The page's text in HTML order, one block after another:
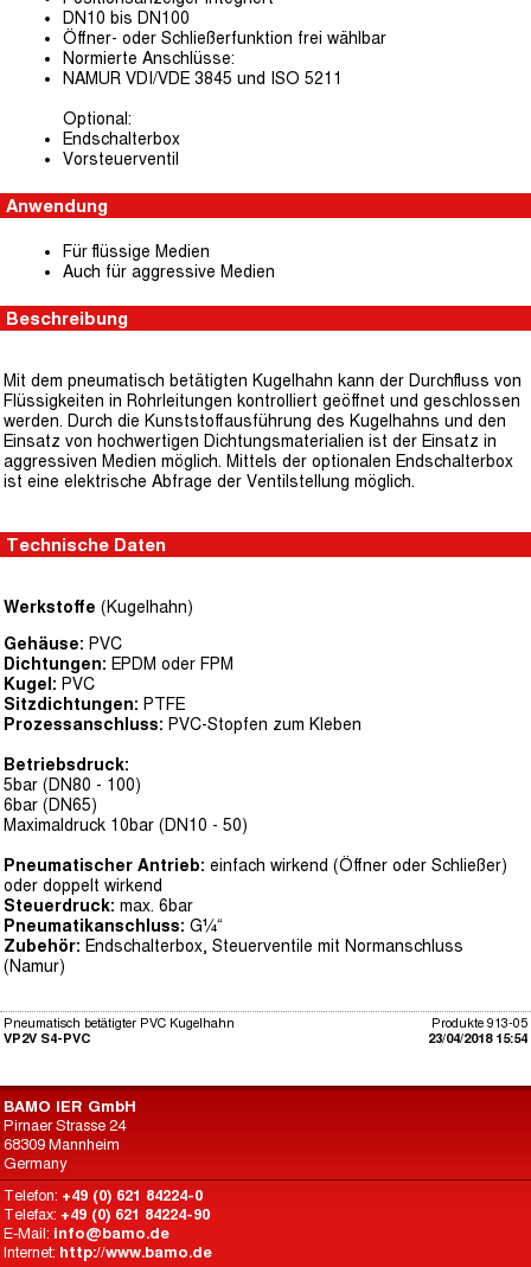
DN10 bis DN100
Öffner- oder Schließerfunktion frei wählbar
Normierte Anschlüsse:
NAMUR VDI/VDE 3845 und ISO 5211
Optional:
Endschalterbox
Vorsteuerventil
Anwendung
Für flüssige Medien
Auch für aggressive Medien
Beschreibung
Mit dem pneumatisch betätigten Kugelhahn kann der Durchfluss von
Flüssigkeiten in Rohrleitungen kontrolliert geöffnet und geschlossen
werden. Durch die Kunststoffausführung des Kugelhahns und den
Einsatz von hochwertigen Dichtungsmaterialien ist der Einsatz in
aggressiven Medien möglich. Mittels der optionalen Endschalterbox
ist eine elektrische Abfrage der Ventilstellung möglich.
Technische Daten
Werkstoffe (Kugelhahn)
Gehäuse: PVC
Dichtungen: EPDM oder FPM
Kugel: PVC
Sitzdichtungen: PTFE
Prozessanschluss: PVC-Stopfen zum Kleben
Betriebsdruck:
5bar (DN80 - 100)
6bar (DN65)
Maximaldruck 10bar (DN10 - 50)
Pneumatischer Antrieb: einfach wirkend (Öffner oder Schließer)
oder doppelt wirkend
Steuerdruck: max. 6bar
Pneumatikanschluss: G¼“
Zubehör: Endschalterbox, Steuerventile mit Normanschluss
(Namur)
Produkte 913-05
23/04/2018 15:54
Pneumatisch betätigter PVC Kugelhahn
VP2V S4-PVC
BAMO IER GmbH
Pirnaer Strasse 24
68309 Mannheim
Germany
Telefon: +49 (0) 621 84224-0
Telefax: +49 (0) 621 84224-90
E-Mail: info@bamo.de
Internet: http://www.bamo.de